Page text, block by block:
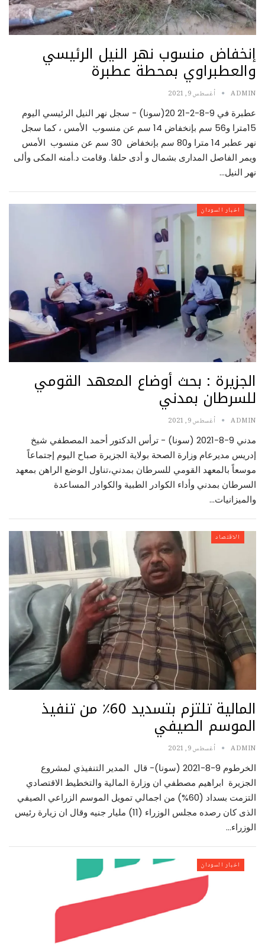
إنخفاض منسوب نهر النيل الرئيسي
والعطبراوي بمحطة عطبرة
ADMIN أغسطس 9, 2021
عطبرة في 9-8-2-21 20(سونا) - سجل نهر النيل الرئيسي اليوم
15مترا و56 سم بإنخفاض 14 سم عن منسوب الأمس ، كما سجل
نهر عطبر 14 مترا و80 سم بإنخفاض 30 سم عن منسوب الأمس
ويمر الفاصل المدارى بشمال و أدى حلفا. وقامت د.أمنه المكى وألى
نهر النيل…
اخبار السودان
الجزيرة : بحث أوضاع المعهد القومي
للسرطان بمدني
ADMIN أغسطس 9, 2021
مدني 9-8-2021 (سونا) - ترأس الدكتور أحمد المصطفي شيخ
إدريس مديرعام وزارة الصحة بولاية الجزيرة صباح اليوم إجتماعاً
موسعاً بالمعهد القومي للسرطان بمدني،تناول الوضع الراهن بمعهد
السرطان بمدني وأداء الكوادر الطبية والكوادر المساعدة
والميزانيات…
الاقتصاد
المالية تلتزم بتسديد 60٪ من تنفيذ
الموسم الصيفي
ADMIN أغسطس 9, 2021
الخرطوم 9-8-2021 (سونا)- قال المدير التنفيذي لمشروع
الجزيرة ابراهيم مصطفي ان وزارة المالية والتخطيط الاقتصادي
التزمت بسداد (60%) من اجمالي تمويل الموسم الزراعي الصيفي
الذى كان رصده مجلس الوزراء (11) مليار جنيه وقال ان زيارة رئيس
الوزراء…
اخبار السودان